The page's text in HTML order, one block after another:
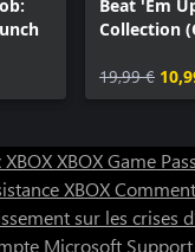
Beat 'Em
Collection
19,99 €
XBOXXBOX Game Pass
XBOX
sur les crises
Microsoft